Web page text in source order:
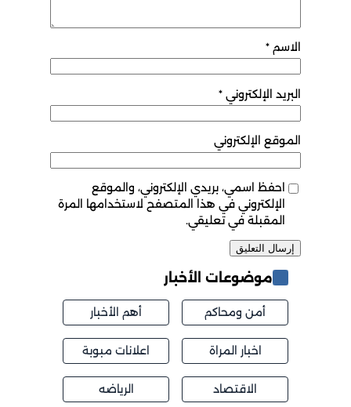
الاسم *
البريد الإلكتروني *
الموقع الإلكتروني
احفظ اسمي، بريدي الإلكتروني، والموقع
الإلكتروني في هذا المتصفح لاستخدامها المرة
المقبلة في تعليقي.
موضوعات الأخبار
أمن ومحاكم أهم الأخبار
اخبار المراة اعلانات مبوبة
الاقتصاد الرياضه